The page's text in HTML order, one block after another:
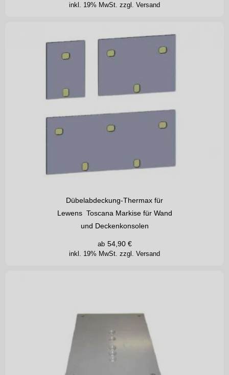
inkl. 19% MwSt. zzgl. Versand
Dübelabdeckung-Thermax für
Lewens Toscana Markise für Wand
und Deckenkonsolen
inkl. 19% MwSt. zzgl. Versand
ab 54,90€